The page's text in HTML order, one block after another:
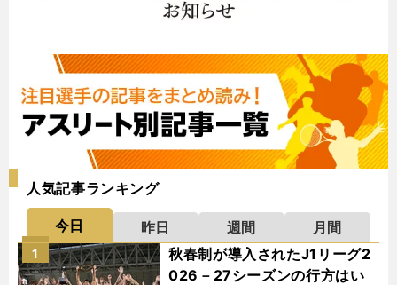
人気記事ランキング
今日 昨日 週間
月間
秋春制が導入されたJ1リーグ2
026－27シーズンの行方はい
1